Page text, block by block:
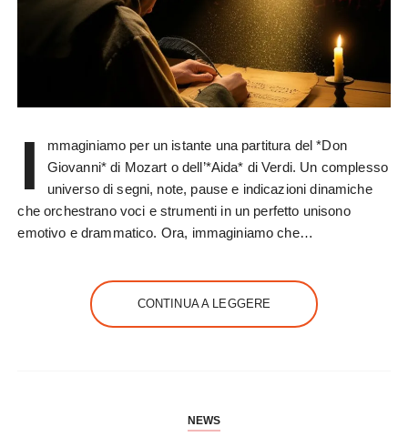
I
mmaginiamo per un istante una partitura del *Don
Giovanni* di Mozart o dell’*Aida* di Verdi. Un complesso
universo di segni, note, pause e indicazioni dinamiche
che orchestrano voci e strumenti in un perfetto unisono
emotivo e drammatico. Ora, immaginiamo che…
CONTINUA A LEGGERE
NEWS